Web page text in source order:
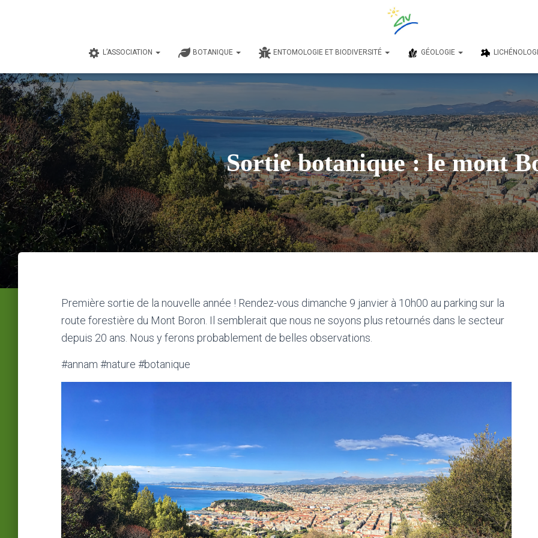
L’ASSOCIATION BOTANIQUE ENTOMOLOGIE ET BIODIVERSITÉ GÉOLOGIE
Sortie botanique : le mont
Première sortie de la nouvelle année ! Rendez-vous dimanche 9 janvier à 10h00 au parking sur la
route forestière du Mont Boron. Il semblerait que nous ne soyons plus retournés dans le secteur
depuis 20 ans. Nous y ferons probablement de belles observations.
#annam #nature #botanique